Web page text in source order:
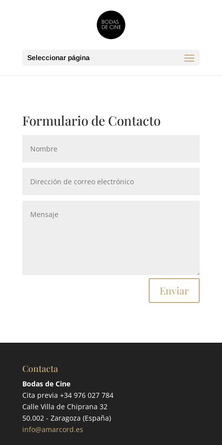
Seleccionar página
Formulario de Contacto
Enviar
Contacta
Bodas de Cine
Cita previa +34 976 027 784
Calle Villa de Chiprana 32
50.002 - Zaragoza (España)
info@amarcord.es